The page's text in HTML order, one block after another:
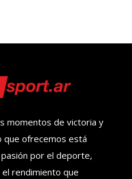
momentos de victoria y
que ofrecemos está
por el deporte,
rendimiento que